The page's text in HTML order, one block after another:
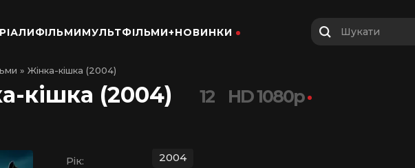
ФІЛЬМИМУЛЬТФІЛЬМИ+НОВИНКИ Шукати
» Жінка-кішка (2004)
кішка (2004) 12 HD 1080p
Рік: 2004